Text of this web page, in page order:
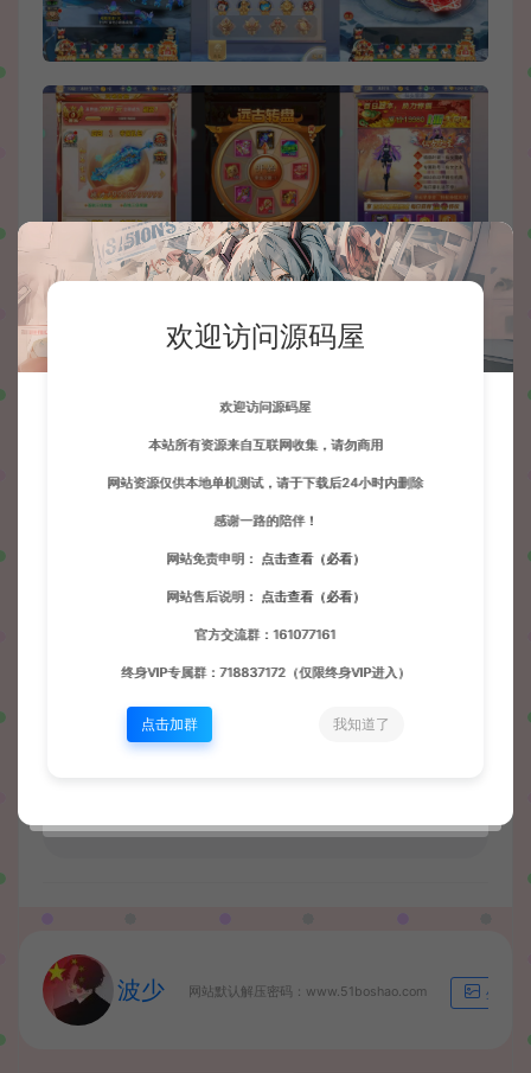
手游资源
三网H5游戏【九州神魔录仙女管家8999超冠
波少 网站默认解压密码：www.51boshao.com 生成海
欢迎访问源码屋
欢迎访问源码屋
本站所有资源来自互联网收集，请勿商用
网站资源仅供本地单机测试，请于下载后24小时内删除
感谢一路的陪伴！
网站免责申明： 点击查看（必看）
网站售后说明： 点击查看（必看）
官方交流群：161077161
终身VIP专属群：718837172（仅限终身VIP进入）
点击加群 我知道了